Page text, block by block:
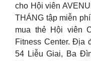
cho Hội viên
THÁNG tập miễn
mua thẻ Hội viên
Fitness Center. Địa
54 Liễu Giai, Ba